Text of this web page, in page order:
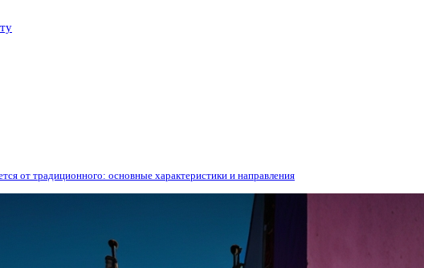
от традиционного: основные характеристики и направления